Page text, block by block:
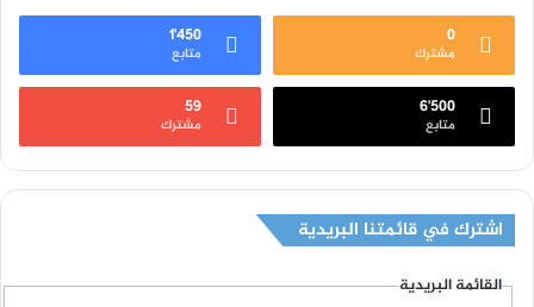
0
مشترك
1٬450
متابع
6٬500
متابع
59
مشترك
اشترك في قائمتنا البريدية
القائمة البريدية